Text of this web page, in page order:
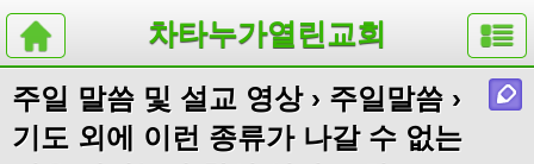
차타누가열린교회
주일 말씀 및 설교 영상› 주일말씀 ›
기도 외에 이런 종류가 나갈 수 없는